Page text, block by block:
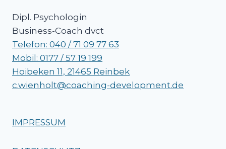
Dipl. Psychologin
Business-Coach dvct
Telefon: 040 / 71 09 77 63
Mobil: 0177 / 57 19 199
Hoibeken 11, 21465 Reinbek
c.wienholt@coaching-development.de
IMPRESSUM